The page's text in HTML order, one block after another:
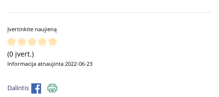
Įvertinkite naujieną
(0 įvert.)
Informacija atnaujinta 2022-06-23
Dalintis